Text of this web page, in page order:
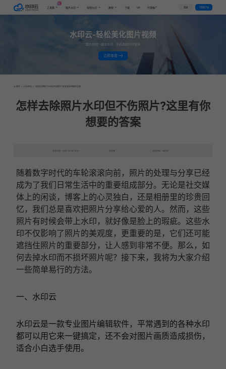
工具集
AI
图片水印 视频水印 教程 下载 VIP 代理推广 登录 下载客户端
水印云-轻松美化图片视频
图片视频一键去水印，手机电脑均可使用
立即体验
首页 > 行业资讯 > 怎样去除照片水印但不伤照片?这里有你想要的答案
怎样去除照片水印但不伤照片?这里有你
想要的答案
发布日期：2024-02-06 15:46 发表者： 浏览次数：8681次
随着数字时代的车轮滚滚向前 ，照片的处理与分享已经
成为了我们日常生活中的重要组成部分。 无论是社交媒
体上的闲谈，博客上的心灵独白，还是相册里的珍贵回
忆 ，我们总是喜欢把照片分享给心爱的人 。 然而，这些
照片有时候会带上水印， 就好像是脸上的瑕疵。这些水
印不仅影响了照片的美观度，更重要的是，它们还可能
遮挡住照片的重要部分，让人感到非常不便。那么，如
何去掉水印而不损坏照片呢？接下来，我将为大家介绍
一些简单易行的方法。
一、水印云
水印云是一款专业图片编辑软件，平常遇到的各种水印
都可以用它来一键搞定，还不会对图片画质造成损伤，
适合小白选手使用。